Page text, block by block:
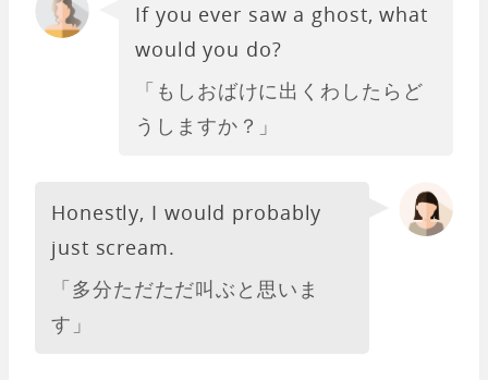
If you ever saw a ghost, what
would you do?
「もしおばけに出くわしたらど
うしますか？」
Honestly, I would probably
just scream.
「多分ただただ叫ぶと思いま
す」